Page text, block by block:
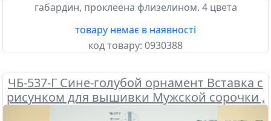
габардин, проклеена флизелином. 4 цвета
товару немає в наявності
код товару: 0930388
ЧБ-537-Г Сине-голубой орнамент Вставка с
рисунком для вышивки Мужской сорочки ,
Бісерок